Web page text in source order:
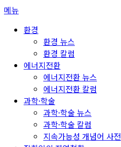
콘
메뉴
환경
환경 뉴스
환경 칼럼
에너지전환
에너지전환 뉴스
에너지전환 칼럼
과학·학술
과학·학술 뉴스
과학·학술 칼럼
지속가능성 개념어 사전